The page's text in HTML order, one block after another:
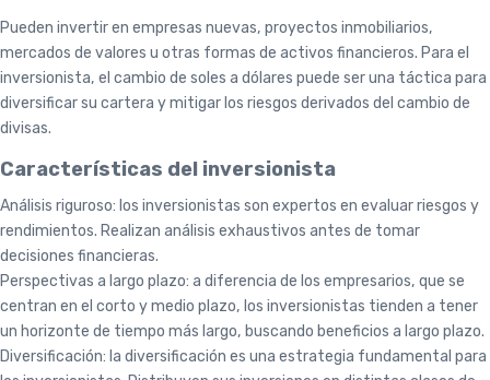
Pueden invertir en empresas nuevas, proyectos inmobiliarios,
mercados de valores u otras formas de activos financieros. Para el
inversionista, el cambio de soles a dólares puede ser una táctica para
diversificar su cartera y mitigar los riesgos derivados del cambio de
divisas.
Características del inversionista
Análisis riguroso: los inversionistas son expertos en evaluar riesgos y
rendimientos. Realizan análisis exhaustivos antes de tomar
decisiones financieras.
Perspectivas a largo plazo: a diferencia de los empresarios, que se
centran en el corto y medio plazo, los inversionistas tienden a tener
un horizonte de tiempo más largo, buscando beneficios a largo plazo.
Diversificación: la diversificación es una estrategia fundamental para